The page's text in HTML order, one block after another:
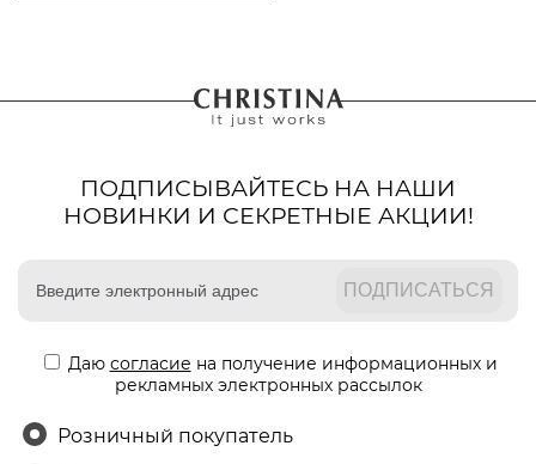
ПОДПИСЫВАЙТЕСЬ НА НАШИ
НОВИНКИ И СЕКРЕТНЫЕ АКЦИИ!
Даю согласие на получение информационных и
рекламных электронных рассылок
Розничный покупатель